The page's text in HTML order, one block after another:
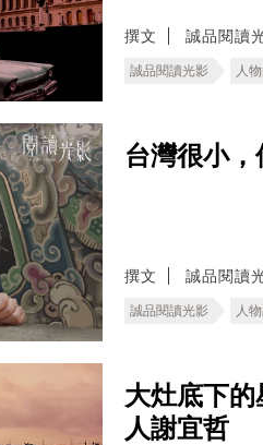
撰文 誠品閱讀
誠品閱讀光影 人
台灣很小
撰文 誠品閱讀
誠品閱讀光影 人
大灶底下
人謝宜哲